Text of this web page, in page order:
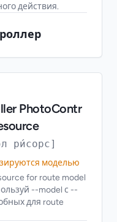
действия.
PhotoContr
ри́сорс]
моделью
for route model
--model с --
для route